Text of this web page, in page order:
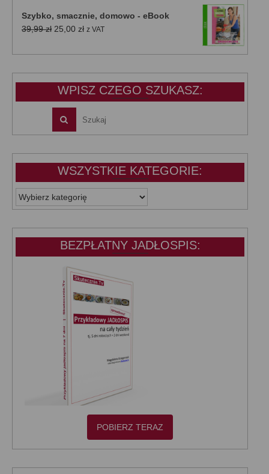
39,99 zł.25,00 zł.
Szybko, smacznie, domowo - eBook
39,99zł Pierwotna
wynosiła:
25,00 złAktualna
wynosi:
z VAT
WPISZ CZEGO SZUKASZ:
WSZYSTKIE KATEGORIE:
WSZYSTKIE
KATEGORIE:
BEZPŁATNY JADŁOSPIS:
POBIERZ TERAZ